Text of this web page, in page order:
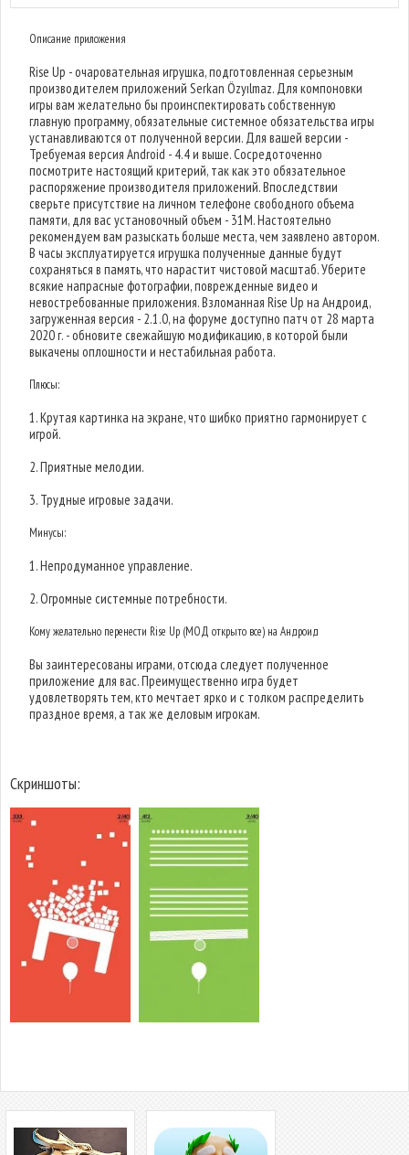
Описание приложения
Rise Up - очаровательная игрушка, подготовленная серьезным
производителем приложений Serkan Özyılmaz. Для компоновки
игры вам желательно бы проинспектировать собственную
главную программу, обязательные системное обязательства игры
устанавливаются от полученной версии. Для вашей версии -
Требуемая версия Android - 4.4 и выше. Сосредоточенно
посмотрите настоящий критерий, так как это обязательное
распоряжение производителя приложений. Впоследствии
сверьте присутствие на личном телефоне свободного объема
памяти, для вас установочный объем - 31M. Настоятельно
рекомендуем вам разыскать больше места, чем заявлено автором.
В часы эксплуатируется игрушка полученные данные будут
сохраняться в память, что нарастит чистовой масштаб. Уберите
всякие напрасные фотографии, поврежденные видео и
невостребованные приложения. Взломанная Rise Up на Андроид,
загруженная версия - 2.1.0, на форуме доступно патч от 28 марта
2020 г. - обновите свежайшую модификацию, в которой были
выкачены оплошности и нестабильная работа.
Плюсы:
1. Крутая картинка на экране, что шибко приятно гармонирует с
игрой.
2. Приятные мелодии.
3. Трудные игровые задачи.
Минусы:
1. Непродуманное управление.
2. Огромные системные потребности.
Кому желательно перенести Rise Up (МОД открыто все) на Андроид
Вы заинтересованы играми, отсюда следует полученное
приложение для вас. Преимущественно игра будет
удовлетворять тем, кто мечтает ярко и с толком распределить
праздное время, а так же деловым игрокам.
Скриншоты: